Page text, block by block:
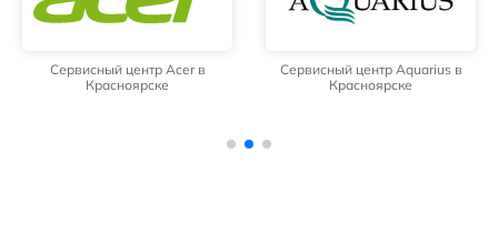
Сервисный центр Acer в
Красноярске
Сервисный центр Aquarius в
Красноярске